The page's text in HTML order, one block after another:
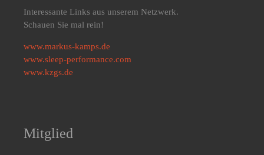
Interessante Links aus unserem Netzwerk.
Schauen Sie mal rein!
www.markus-kamps.de
www.sleep-performance.com
www.kzgs.de
Mitglied